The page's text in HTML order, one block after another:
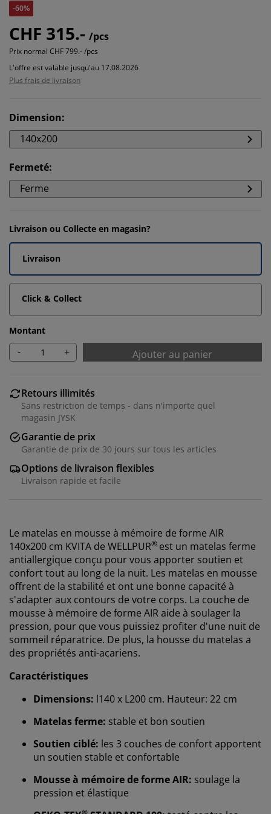
-60%
CHF 315.- /pcs
Prix normal CHF 799.- /pcs
L'offre est valable jusqu'au 17.08.2026
Plus frais de livraison
Dimension:
140x200
Fermeté:
Ferme
Livraison ou Collecte en magasin?
Livraison
Click & Collect
Montant
- + Ajouter au panier
Retours illimités
Sans restriction de temps - dans n'importe quel
magasin JYSK
Garantie de prix
Garantie de prix de 30 jours sur tous les articles
Options de livraison flexibles
Livraison rapide et facile
Le matelas en mousse à mémoire de forme AIR
140x200 cm KVITA de WELLPUR® est un matelas ferme
antiallergique conçu pour vous apporter soutien et
confort tout au long de la nuit. Les matelas en mousse
offrent de la stabilité et ont une bonne capacité à
s'adapter aux contours de votre corps. La couche de
mousse à mémoire de forme AIR aide à soulager la
pression, pour que vous puissiez profiter d'une nuit de
sommeil réparatrice. De plus, la housse du matelas a
des propriétés anti-acariens.
Caractéristiques
Dimensions: l140 x L200 cm. Hauteur: 22 cm
Matelas ferme: stable et bon soutien
Soutien ciblé: les 3 couches de confort apportent
un soutien stable et confortable
Mousse à mémoire de forme AIR: soulage la
pression et élastique